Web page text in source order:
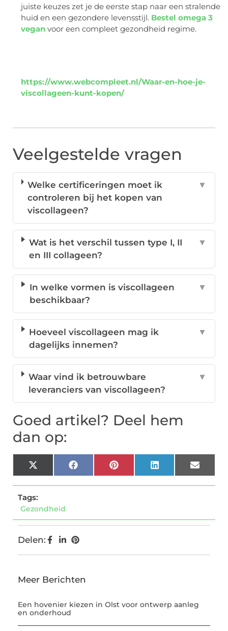
juiste keuzes zet je de eerste stap naar een stralende
huid en een gezondere levensstijl. Bestel omega 3
vegan voor een compleet gezondheid regime.
https://www.webcompleet.nl/Waar-en-hoe-je-
viscollageen-kunt-kopen/
Veelgestelde vragen
Welke certificeringen moet ik
controleren bij het kopen van
viscollageen?
▼
Wat is het verschil tussen type I, II
en III collageen?
▼
In welke vormen is viscollageen
beschikbaar?
▼
Hoeveel viscollageen mag ik
dagelijks innemen?
▼
Waar vind ik betrouwbare
leveranciers van viscollageen?
▼
Goed artikel? Deel hem
dan op:
X
(Twitter)
FacebookPinterestLinkedInEmail
Tags:
Gezondheid
Delen:
Meer Berichten
Een hovenier kiezen in Olst voor ontwerp aanleg
en onderhoud